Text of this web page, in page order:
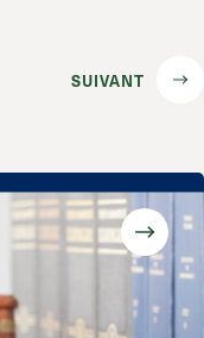
SUIVANT